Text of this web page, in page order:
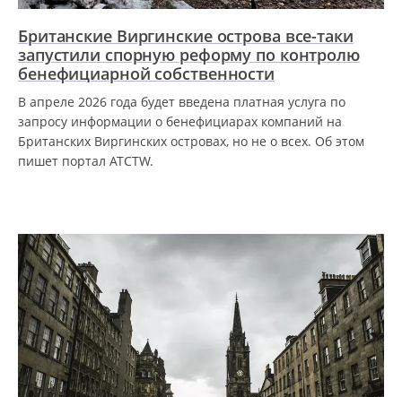
Британские Виргинские острова все-таки
запустили спорную реформу по контролю
бенефициарной собственности
В апреле 2026 года будет введена платная услуга по
запросу информации о бенефициарах компаний на
Британских Виргинских островах, но не о всех. Об этом
пишет портал ATCTW.